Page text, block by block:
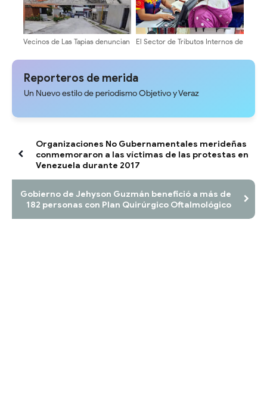
Vecinos de Las Tapias denuncian
asfaltado urgente
El Sector de Tributos Internos de
servidores públicos al servicio
Reporteros de merida
Un Nuevo estilo de periodismo Objetivo y Veraz
Organizaciones No Gubernamentales merideñas
conmemoraron a las víctimas de las protestas en
Venezuela durante 2017
Gobierno de Jehyson Guzmán benefició a más de
182 personas con Plan Quirúrgico Oftalmológico